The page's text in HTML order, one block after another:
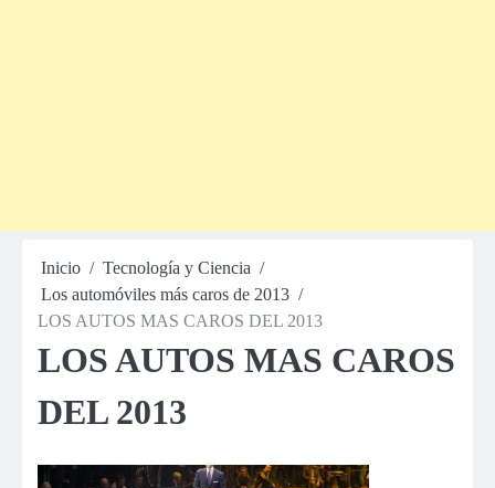
Inicio
Tecnología y Ciencia
Los automóviles más caros de 2013
LOS AUTOS MAS CAROS DEL 2013
LOS AUTOS MAS CAROS
DEL 2013